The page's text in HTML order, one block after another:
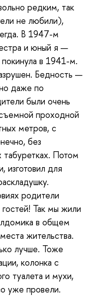
редким, так
не любили),
В 1947-м
и юный я —
в 1941-м.
Бедность —
даже по
были очень
проходной
метров, с
без
табуретках. Потом
изготовил для
родители
Так мы жили
в общем
жительства.
лучше. Тоже
колонка с
туалета и мухи,
уже провели.